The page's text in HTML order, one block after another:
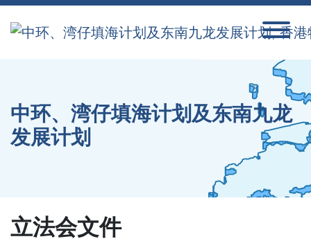
中环、湾仔填海计划及东南九龙
发展计划
立法会文件